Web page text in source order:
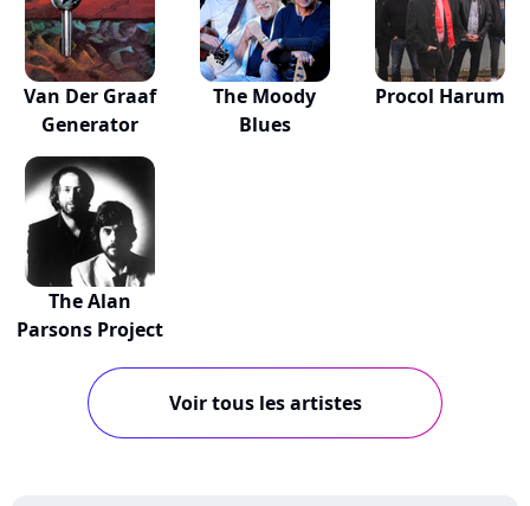
Van Der Graaf
Generator
The Moody
Blues
Procol Harum
The Alan
Parsons Project
Voir tous les artistes